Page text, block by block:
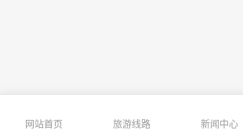
网站首页 旅游线路 新闻中心